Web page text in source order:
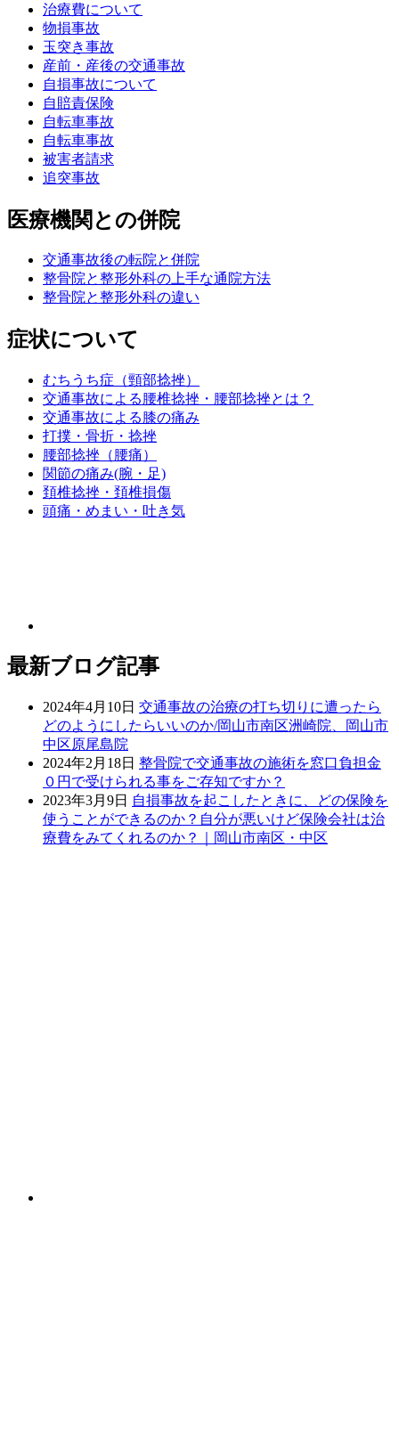
治療費について
物損事故
玉突き事故
産前・産後の交通事故
自損事故について
自賠責保険
自転車事故
自転車事故
被害者請求
追突事故
医療機関との併院
交通事故後の転院と併院
整骨院と整形外科の上手な通院方法
整骨院と整形外科の違い
症状について
むちうち症（頸部捻挫）
交通事故による腰椎捻挫・腰部捻挫とは？
交通事故による膝の痛み
打撲・骨折・捻挫
腰部捻挫（腰痛）
関節の痛み(腕・足)
頚椎捻挫・頚椎損傷
頭痛・めまい・吐き気
最新ブログ記事
2024年4月10日 交通事故の治療の打ち切りに遭ったら
どのようにしたらいいのか/岡山市南区洲崎院、岡山市
中区原尾島院
2024年2月18日 整骨院で交通事故の施術を窓口負担金
０円で受けられる事をご存知ですか？
2023年3月9日 自損事故を起こしたときに、どの保険を
使うことができるのか？自分が悪いけど保険会社は治
療費をみてくれるのか？｜岡山市南区・中区